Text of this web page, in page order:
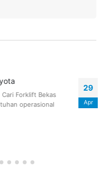
vs Counterbalance
di pilih?
serta biaya
mengirit ruang
bagus dalam...